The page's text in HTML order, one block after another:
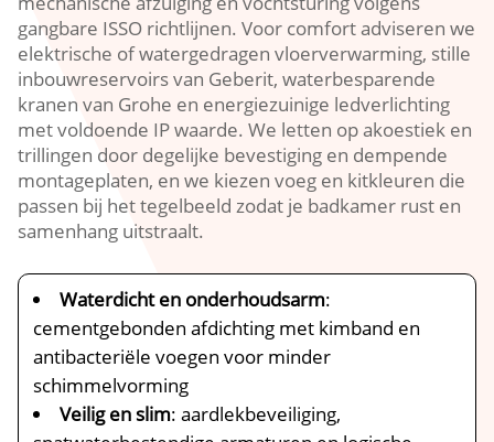
gangbare ISSO richtlijnen. Voor comfort adviseren we
elektrische of watergedragen vloerverwarming, stille
inbouwreservoirs van Geberit, waterbesparende
kranen van Grohe en energiezuinige ledverlichting
met voldoende IP waarde. We letten op akoestiek en
trillingen door degelijke bevestiging en dempende
montageplaten, en we kiezen voeg en kitkleuren die
passen bij het tegelbeeld zodat je badkamer rust en
samenhang uitstraalt.
Waterdicht en onderhoudsarm:
cementgebonden afdichting met kimband en
antibacteriële voegen voor minder
schimmelvorming
Veilig en slim: aardlekbeveiliging,